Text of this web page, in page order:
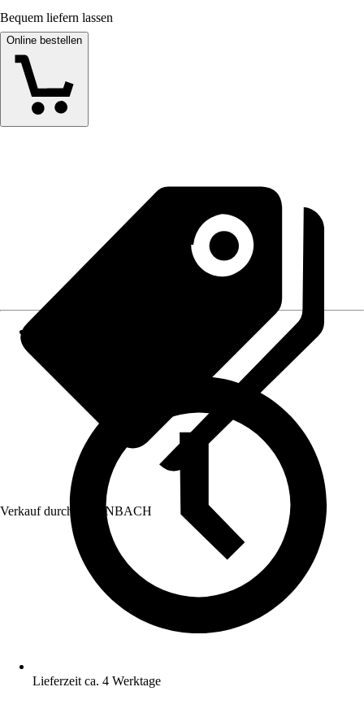
Bequem liefern lassen
Online bestellen
Verkauf durch: HORNBACH
Lieferzeit ca. 4 Werktage